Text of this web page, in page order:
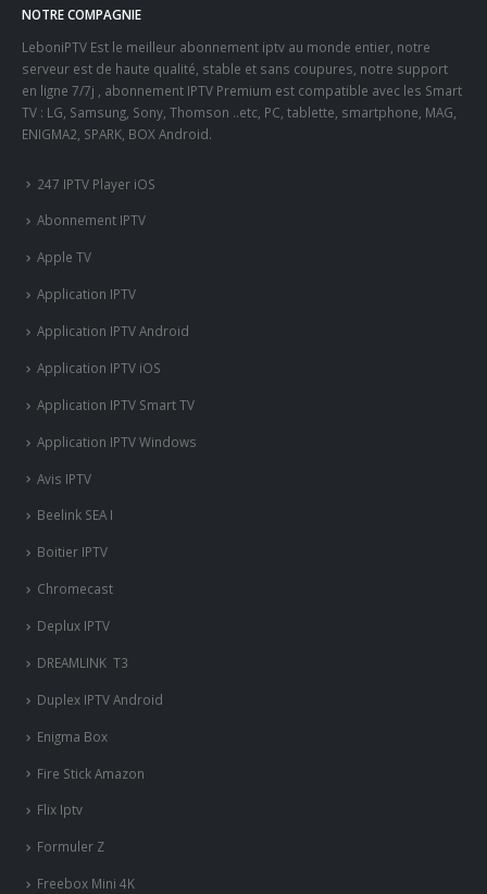
NOTRE COMPAGNIE
LeboniPTV Est le meilleur abonnement iptv au monde entier, notre
serveur est de haute qualité, stable et sans coupures, notre support
en ligne 7/7j , abonnement IPTV Premium est compatible avec les Smart
TV : LG, Samsung, Sony, Thomson ..etc, PC, tablette, smartphone, MAG,
ENIGMA2, SPARK, BOX Android.
247 IPTV Player iOS
Abonnement IPTV
Apple TV
Application IPTV
Application IPTV Android
Application IPTV iOS
Application IPTV Smart TV
Application IPTV Windows
Avis IPTV
Beelink SEA I
Boitier IPTV
Chromecast
Deplux IPTV
DREAMLINK T3
Duplex IPTV Android
Enigma Box
Fire Stick Amazon
Flix Iptv
Formuler Z
Freebox Mini 4K